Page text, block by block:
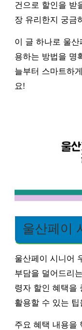
건으로 할인을 받
장 유리한지 궁금
이 글 하나로 울
용하는 방법을 명
늘부터 스마트하
요!
울산페이
울산페이 시니어
부담을 덜어드리
령자 할인 혜택을
활용할 수 있는
주요 혜택 내용을